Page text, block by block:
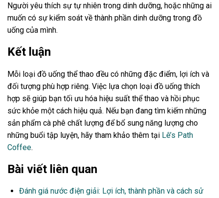
Người yêu thích sự tự nhiên trong dinh dưỡng, hoặc những ai
muốn có sự kiểm soát về thành phần dinh dưỡng trong đồ
uống của mình.
Kết luận
Mỗi loại đồ uống thể thao đều có những đặc điểm, lợi ích và
đối tượng phù hợp riêng. Việc lựa chọn loại đồ uống thích
hợp sẽ giúp bạn tối ưu hóa hiệu suất thể thao và hồi phục
sức khỏe một cách hiệu quả. Nếu bạn đang tìm kiếm những
sản phẩm cà phê chất lượng để bổ sung năng lượng cho
những buổi tập luyện, hãy tham khảo thêm tại Lê’s Path
Coffee.
Bài viết liên quan
Đánh giá nước điện giải: Lợi ích, thành phần và cách sử